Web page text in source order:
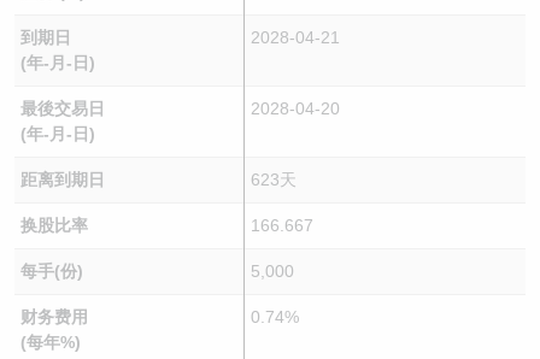
到期日
(年-月-日)
2028-04-21
最後交易日
(年-月-日)
2028-04-20
距离到期日 623天
换股比率 166.667
每手(份) 5,000
财务费用
(每年%)
0.74%